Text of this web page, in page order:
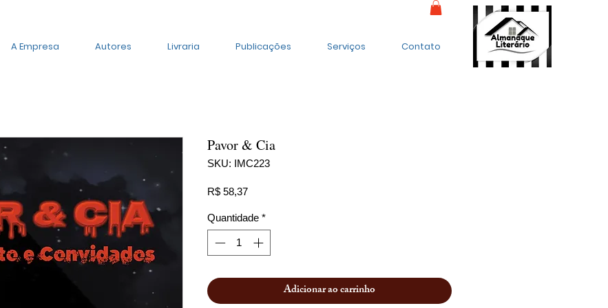
A Empresa Autores Livraria Publicações Serviços Contato
Pavor & Cia
SKU: IMC223
R$ 58,37Preço
Quantidade *
Adicionar ao carrinho